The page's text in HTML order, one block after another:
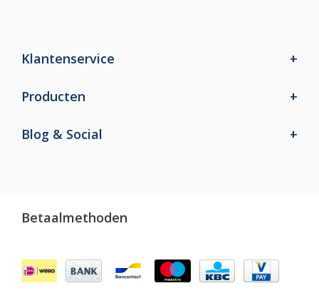
Klantenservice
Producten
Blog & Social
Betaalmethoden